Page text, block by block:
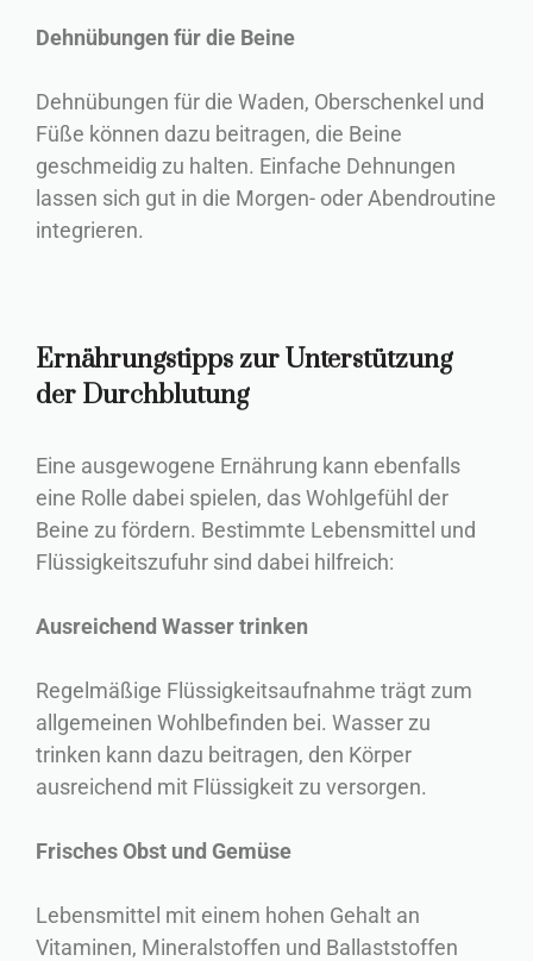
Dehnübungen für die Beine
Dehnübungen für die Waden, Oberschenkel und
Füße können dazu beitragen, die Beine
geschmeidig zu halten. Einfache Dehnungen
lassen sich gut in die Morgen- oder Abendroutine
integrieren.
Ernährungstipps zur Unterstützung
der Durchblutung
Eine ausgewogene Ernährung kann ebenfalls
eine Rolle dabei spielen, das Wohlgefühl der
Beine zu fördern. Bestimmte Lebensmittel und
Flüssigkeitszufuhr sind dabei hilfreich:
Ausreichend Wasser trinken
Regelmäßige Flüssigkeitsaufnahme trägt zum
allgemeinen Wohlbefinden bei. Wasser zu
trinken kann dazu beitragen, den Körper
ausreichend mit Flüssigkeit zu versorgen.
Frisches Obst und Gemüse
Lebensmittel mit einem hohen Gehalt an
Vitaminen, Mineralstoffen und Ballaststoffen